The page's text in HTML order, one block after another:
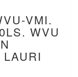
VMI.
WVU